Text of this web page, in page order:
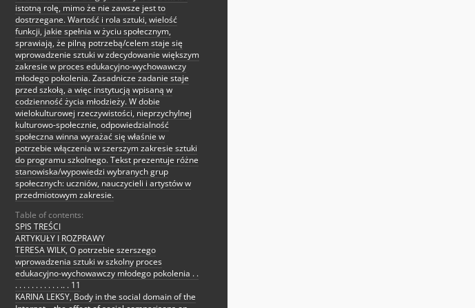
istotną rolę, mimo że nie zawsze jest to
dostrzegane. Wartość i rola sztuki, wielość
funkcji, jakie spełnia w życiu społecznym,
sprawiają, że pilną potrzebą/celem staje się
wprowadzenie sztuki w zdecydowanie większym
zakresie w proces edukacyjno-wychowawczy
młodego pokolenia. Zasadnicze zadanie staje
przed szkołą, a więc instytucją wpisaną w
codzienność życia młodzieży. W dobie
wielokulturowej rzeczywistości, nieprzychylnej
kulturowo-społecznie, odpowiedzialność
społeczna winna wyrażać się właśnie w
potrzebie włączenia w szerszym zakresie sztuki
do programu szkolnego. Tekst prezentuje różne
stanowiska/wypowiedzi wybranych grup
społecznych: uczniów, nauczycieli i artystów w
przedmiotowym zakresie.
Table of contents:
SPIS TREŚCI
ARTYKUŁY I ROZPRAWY
TERESA WILK, O potrzebie szerszego
wprowadzenia sztuki w szkolny proces
edukacyjno-wychowawczy młodego pokolenia . .
. . . . . . . . . . . .. . 11
KARINA LEKSY, Body in the social domain of the